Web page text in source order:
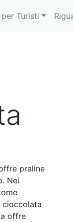
Turisti
praline
Nei
cioccolata
offre